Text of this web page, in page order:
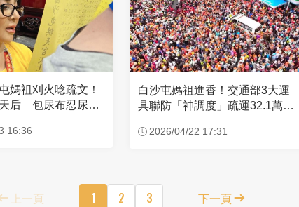
媽祖刈火唸疏文！
后 包尿布忍尿5
16:36
白沙屯媽祖進香！交通部3大運
具聯防「神調度」疏運32.1萬創
2026/04/22 17:31
上一頁 1 2 3 下一頁